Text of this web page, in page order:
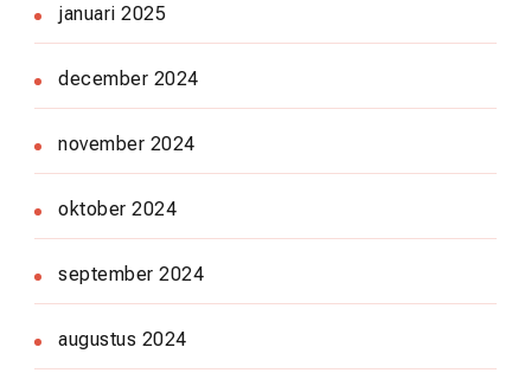
januari 2025
december 2024
november 2024
oktober 2024
september 2024
augustus 2024